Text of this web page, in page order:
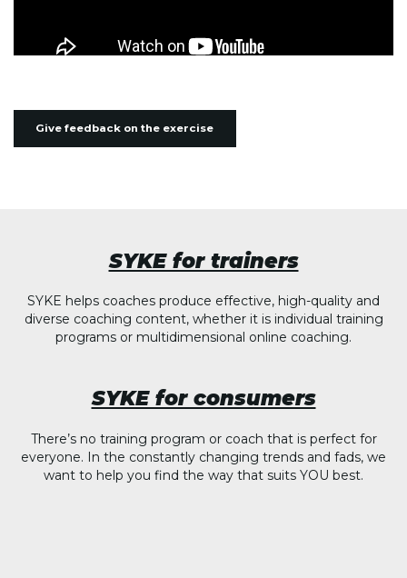
Give feedback on the exercise
SYKE for trainers
SYKE helps coaches produce effective, high-quality and
diverse coaching content, whether it is individual training
programs or multidimensional online coaching.
SYKE for consumers
There’s no training program or coach that is perfect for
everyone. In the constantly changing trends and fads, we
want to help you find the way that suits YOU best.